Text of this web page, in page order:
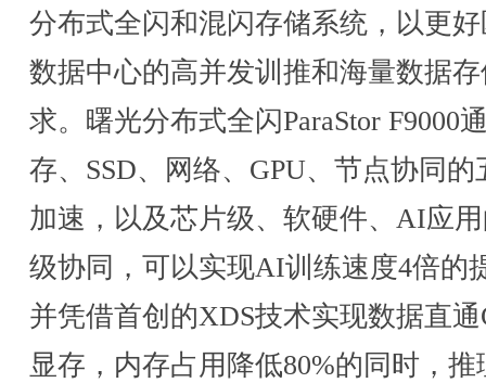
分布式全闪和混闪存储系统，以更
数据中心的高并发训推和海量数据
求。曙光分布式全闪ParaStor F9000
存、SSD、网络、GPU、节点协同的
加速，以及芯片级、软硬件、AI应
级协同，可以实现AI训练速度4倍的
并凭借首创的XDS技术实现数据直通
显存，内存占用降低80%的同时，推